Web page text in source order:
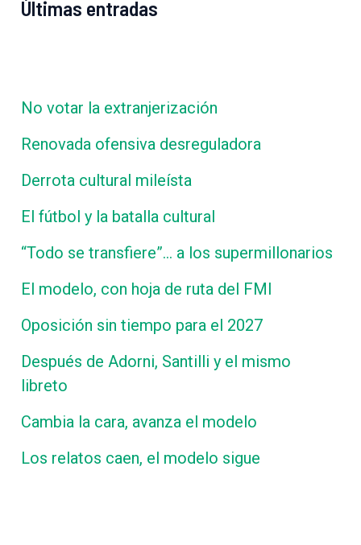
Últimas entradas
No votar la extranjerización
Renovada ofensiva desreguladora
Derrota cultural mileísta
El fútbol y la batalla cultural
“Todo se transfiere”… a los supermillonarios
El modelo, con hoja de ruta del FMI
Oposición sin tiempo para el 2027
Después de Adorni, Santilli y el mismo
libreto
Cambia la cara, avanza el modelo
Los relatos caen, el modelo sigue